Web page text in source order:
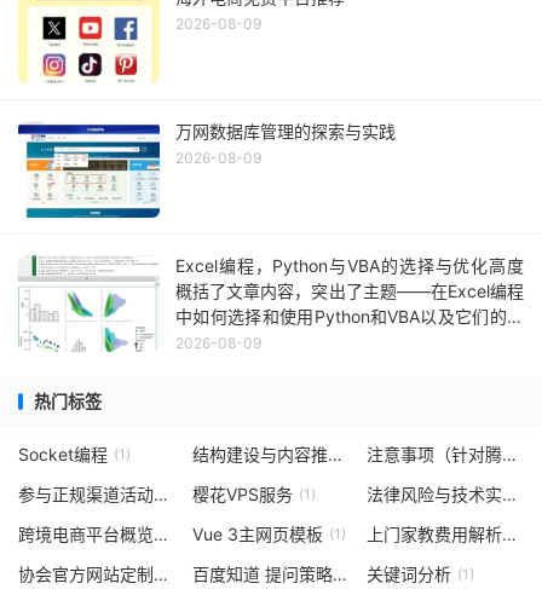
2026-08-09
万网数据库管理的探索与实践
2026-08-09
Excel编程，Python与VBA的选择与优化高度
概括了文章内容，突出了主题——在Excel编程
中如何选择和使用Python和VBA以及它们的优
缺点对比。
2026-08-09
热门标签
Socket编程 (1) 结构建设与内容推广（或内容营销） (1)
注意事项（针对腾讯企业邮箱注销）
参与正规渠道活动获取福利
(1)
樱花VPS服务 (1)
法律风险与技术实现条件
跨境电商平台概览
(1) Vue 3主网页模板 (1) 上门家教费用解析
(1)
协会官方网站定制
(1) 百度知道 提问策略
(1) 关键词分析 (1)